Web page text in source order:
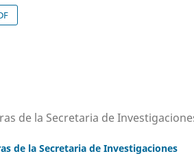
de la Secretaria de
de la Secretaria de Investigaciones